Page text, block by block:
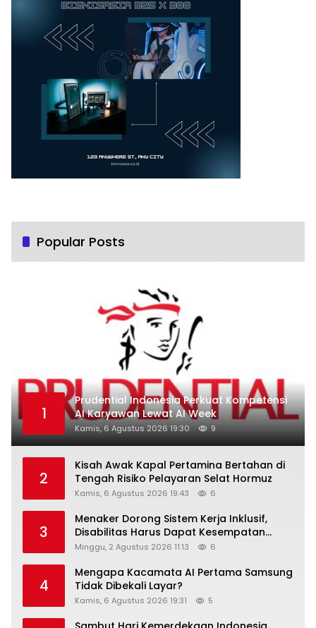
Popular Posts
1
Prudential Indonesia Perkuat Kompetensi
AI Karyawan Lewat AI Week
Kamis, 6 Agustus 2026 19:30 9
2
Kisah Awak Kapal Pertamina Bertahan di
Tengah Risiko Pelayaran Selat Hormuz
Kamis, 6 Agustus 2026 19:43 6
3
Menaker Dorong Sistem Kerja Inklusif,
Disabilitas Harus Dapat Kesempatan
Setara
Minggu, 2 Agustus 2026 11:13 6
4
Mengapa Kacamata AI Pertama Samsung
Tidak Dibekali Layar?
Kamis, 6 Agustus 2026 19:31 5